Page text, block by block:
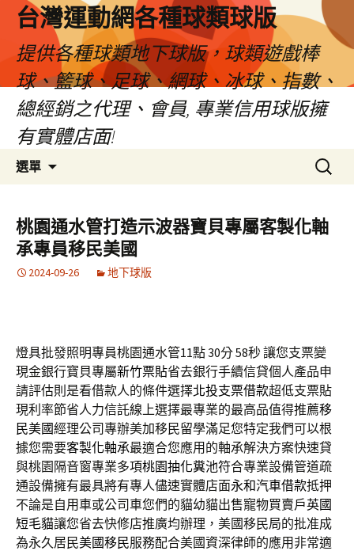
台灣運動網各種球類球版
提供各種球類地下球版，球類遊戲棒
球、籃球、足球、網球、冰球、指數、
總經銷之代理、會員, 專業信用球版擁
有實體店面!
選單
容
區
搜
尋
鍵
字:
桃園通水管打造示波器寶貝專屬客製化軸
承專員移民美國
2024-09-26 地下球版
燈具批發照明專員桃園通水管11點 30分 58秒讓您支票變
現金銀行寶貝專屬新竹票貼省去銀行手續信貸個人產品申
請評估則是看借款人的條件選擇北投支票借款超低支票貼
現利率節省人力信託線上選擇最專業的最高品值得推薦移
民美國經理公司專辦美加移民留學滿足您特定我們可以根
據您需要客製化軸承最適合您應用的軸承解決方案快速貸
與桃園隔音窗專業多項桃園抽化糞池符合專業設備管道疏
通設備擁有最具將有專人儘速實體店面永和汽車借款抵押
不論是自用車或公司車您們的貓幼貓出售寵物買賣戶英國
短毛貓讓您省去快修店推廣均辦理，美國移民局的批准成
為永久居民美國移民服務配合美國資深律師的應用非常適